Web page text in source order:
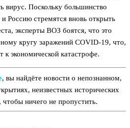
вирус. Поскольку большинство
Россию стремятся вновь открыть
эксперты ВОЗ боятся, что это
кругу заражений COVID-19, что,
к экономической катастрофе.
, вы найдёте новости о непознанном,
неизвестных исторических
, чтобы ничего не пропустить.